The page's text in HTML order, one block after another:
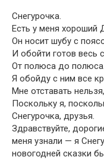
Снегурочка.
Есть у меня хороший
Он носит шубу с
И обойти готов весь
От полюса до полюса.
Я обойду с ним все
Мне отставать нельзя,
Поскольку я,
Снегурочка, друзья.
Здравствуйте,
меня узнали — я
новогодней сказки